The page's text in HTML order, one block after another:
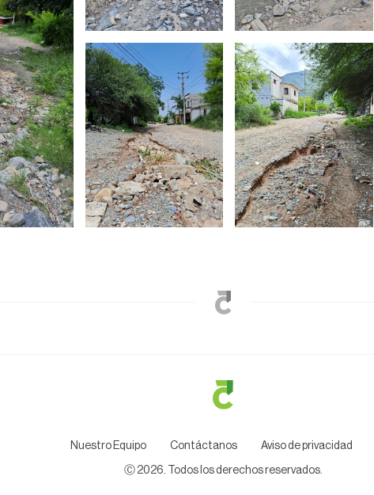
Nuestro Equipo Contáctanos Aviso de privacidad
Ⓒ 2026 . Todos los derechos reservados.